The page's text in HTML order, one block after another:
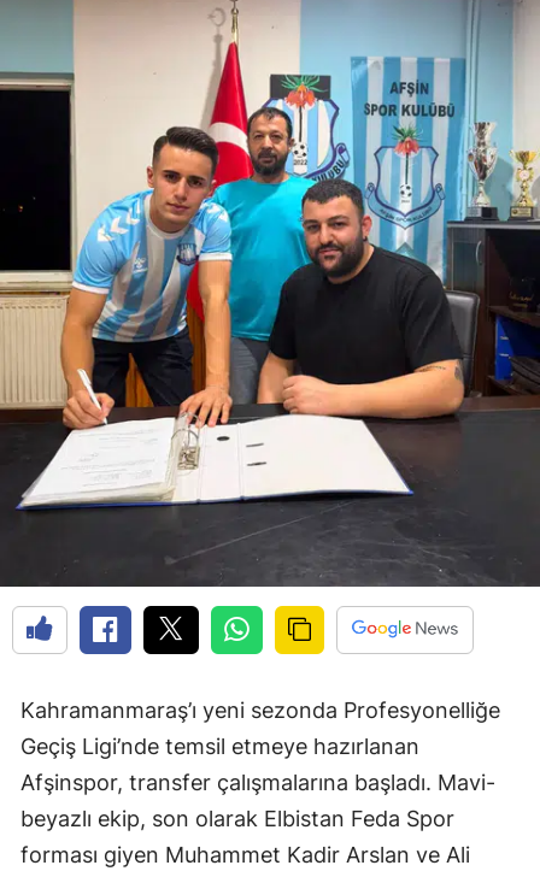
Kahramanmaraş’ı yeni sezonda Profesyonelliğe
Geçiş Ligi’nde temsil etmeye hazırlanan
Afşinspor, transfer çalışmalarına başladı. Mavi-
beyazlı ekip, son olarak Elbistan Feda Spor
forması giyen Muhammet Kadir Arslan ve Ali